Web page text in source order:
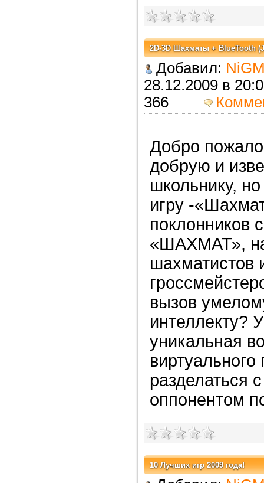
2D-3D Шахматы + BlueTooth
Добавил:
28.12.2009 в
366
Добро
добрую и
школьнику,
игру -
поклонников
«ШАХМАТ»,
шахматистов
вызов
интеллекту?
уникальная
разделаться
оппонентом
10 Лучших игр 2009 года!